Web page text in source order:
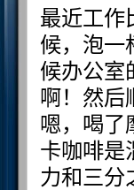
最近工作
候，泡一
候办公室
啊！然后
嗯，喝了
卡咖啡是
力和三分